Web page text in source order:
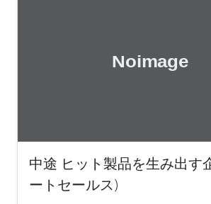
中途 ヒット製品を生み出す
ートセールス)